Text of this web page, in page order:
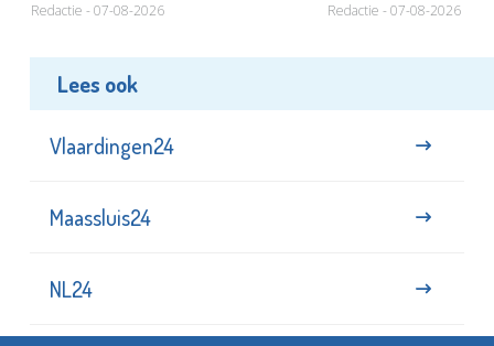
Redactie - 07-08-2026 Redactie - 07-08-2026
Lees ook
Vlaardingen24
Maassluis24
NL24